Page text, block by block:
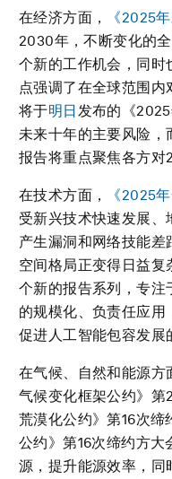
在经济方面， 《2025
2030年，不断变化的
个新的工作机会，同
点强调了在全球范围内
将于明日发布的《
未来十年的主要风险，
报告将重点聚焦各方对
在技术方面， 《2025
受新兴技术快速发展
产生漏洞和网络技能
空间格局正变得日益复
个新的报告系列，专注
的规模化、负责任应用
促进人工智能包容发展
在气候、自然和能源
气候变化框架公约》
荒漠化公约》第16次
公约》第16次缔约方
源，提升能源效率，同